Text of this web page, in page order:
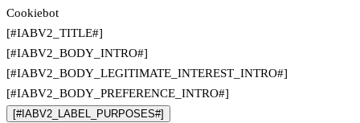
Cookiebot
[#IABV2_TITLE#]
[#IABV2_BODY_INTRO#]
[#IABV2_BODY_LEGITIMATE_INTEREST_INTRO#]
[#IABV2_BODY_PREFERENCE_INTRO#]
[#IABV2_LABEL_PURPOSES#]